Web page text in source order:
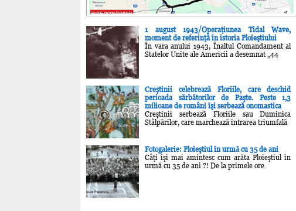
1 august 1943/Operaţiunea Tidal Wave,
moment de referinţă în istoria Ploieştiului
În vara anului 1943, Înaltul Comandament al
Statelor Unite ale Americii a desemnat „44
Creştinii celebrează Floriile, care deschid
perioada sărbătorilor de Paşte. Peste 1,3
milioane de români îşi serbează onomastica
Creştinii serbează Floriile sau Duminica
Stâlpărilor, care marchează intrarea triumfală
Fotogalerie: Ploieştiul în urmă cu 35 de ani
Câţi îşi mai amintesc cum arăta Ploieştiul în
urmă cu 35 de ani ?! De la primele ore